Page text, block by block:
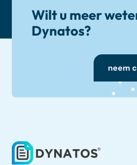
Wilt u meer
Dynatos?
neem